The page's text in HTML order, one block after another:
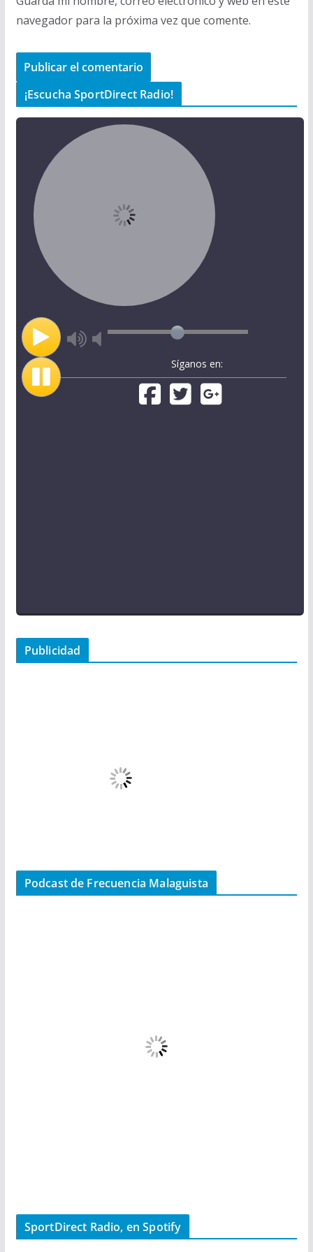
navegador para la próxima vez que comente.
¡Escucha SportDirect Radio!
Síganos en:
Publicidad
Podcast de Frecuencia Malaguista
SportDirect Radio, en Spotify